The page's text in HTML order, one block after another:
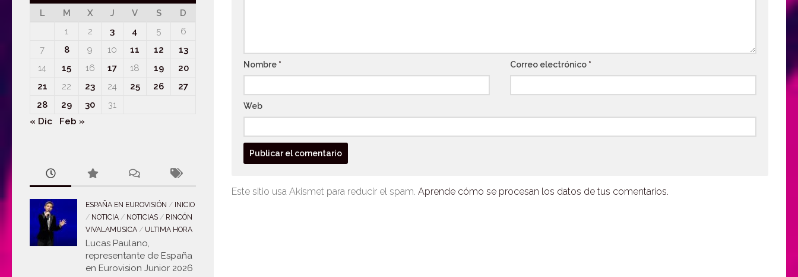
Nombre * Correo electrónico *
Web
Este sitio usa Akismet para reducir el spam. Aprende cómo se procesan los datos de tus comentarios.
L
M X J V S
D
1
2 3 4 5
6
7
8 9 10 11 12
13
14
15 16 17 18 19
20
21
22 23 24 25 26
27
28
29 30
31
« Dic
Feb »
ESPAÑA EN EUROVISIÓN / INICIO
/ NOTICIA / NOTICIAS / RINCÓN
VIVALAMUSICA / ULTIMA HORA
Lucas Paulano,
representante de España
en Eurovision Junior 2026